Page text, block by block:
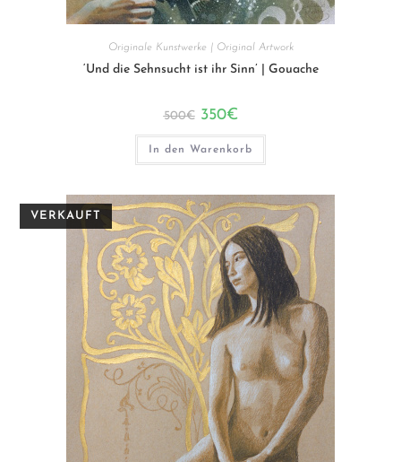
Originale Kunstwerke | Original Artwork
‘Und die Sehnsucht ist ihr Sinn’ | Gouache
500€ Ursprünglicher
war:
500€
350€Aktueller
ist:
350€.
In den Warenkorb